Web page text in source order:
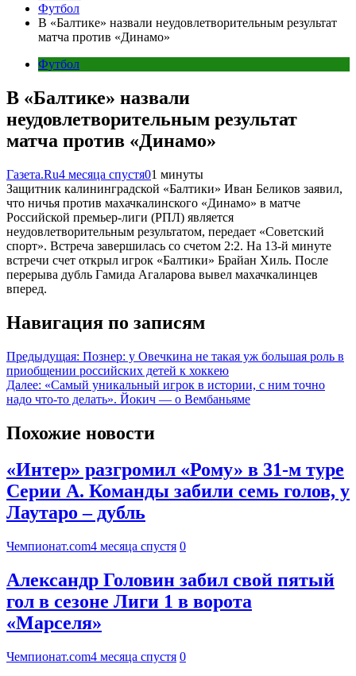
Футбол
В «Балтике» назвали неудовлетворительным результат
матча против «Динамо»
Футбол
В «Балтике» назвали
неудовлетворительным результат
матча против «Динамо»
Газета.Ru4 месяца спустя01 минуты
Защитник калининградской «Балтики» Иван Беликов заявил,
что ничья против махачкалинского «Динамо» в матче
Российской премьер-лиги (РПЛ) является
неудовлетворительным результатом, передает «Советский
спорт». Встреча завершилась со счетом 2:2. На 13-й минуте
встречи счет открыл игрок «Балтики» Брайан Хиль. После
перерыва дубль Гамида Агаларова вывел махачкалинцев
вперед.
Навигация по записям
Предыдущая: Познер: у Овечкина не такая уж большая роль в
приобщении российских детей к хоккею
Далее: «Самый уникальный игрок в истории, с ним точно
надо что-то делать». Йокич — о Вембаньяме
Похожие новости
«Интер» разгромил «Рому» в 31-м туре
Серии А. Команды забили семь голов, у
Лаутаро – дубль
Чемпионат.com4 месяца спустя 0
Александр Головин забил свой пятый
гол в сезоне Лиги 1 в ворота
«Марселя»
Чемпионат.com4 месяца спустя 0